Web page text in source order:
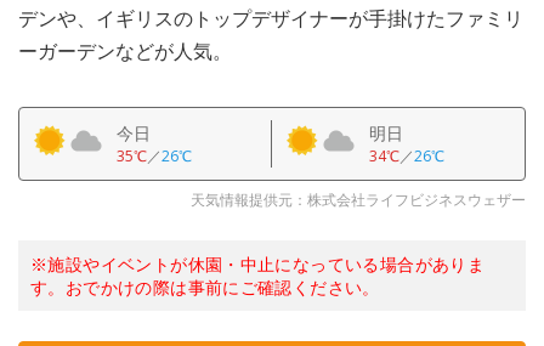
デンや、イギリスのトップデザイナーが手掛けたファミリ
ーガーデンなどが人気。
今日
35℃／26℃
明日
34℃／26℃
天気情報提供元：株式会社ライフビジネスウェザー
※施設やイベントが休園・中止になっている場合がありま
す。おでかけの際は事前にご確認ください。